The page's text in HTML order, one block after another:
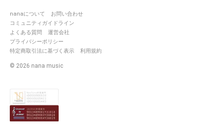
nanaについて
お問い合わせ
コミュニティガイドライン
よくある質問
運営会社
プライバシーポリシー
特定商取引法に基づく表示
利用規約
© 2026 nana music